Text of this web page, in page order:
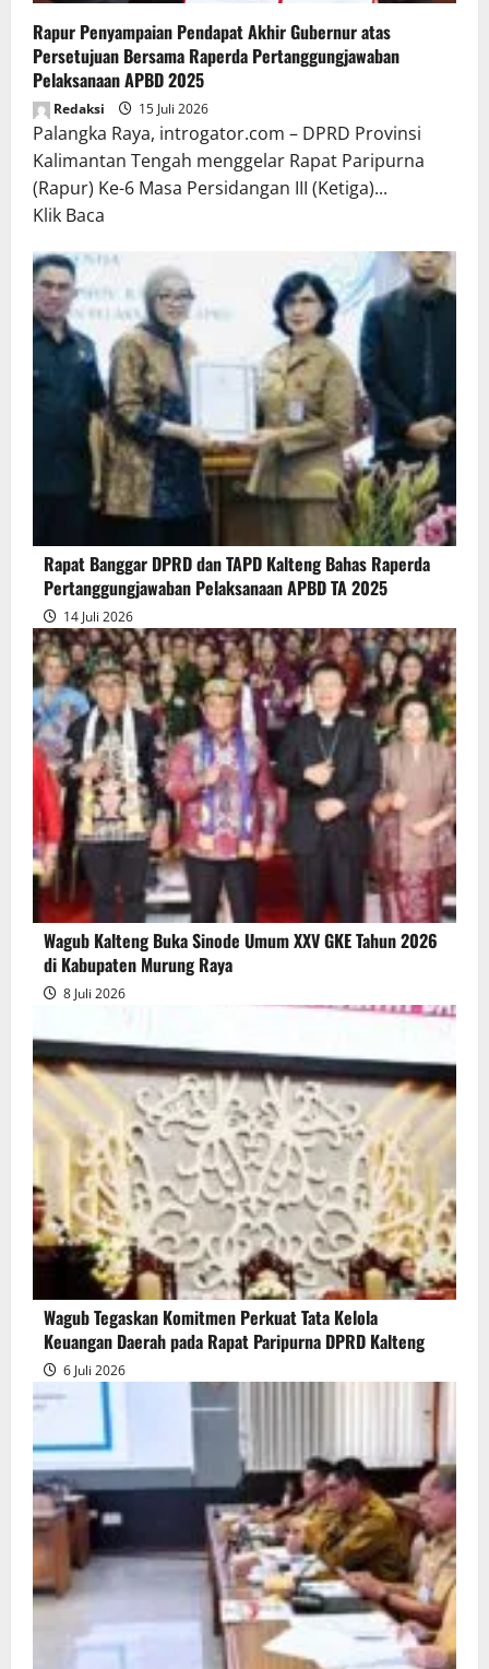
Rapur Penyampaian Pendapat Akhir Gubernur atas
Persetujuan Bersama Raperda Pertanggungjawaban
Pelaksanaan APBD 2025
Redaksi 15 Juli 2026
Palangka Raya, introgator.com – DPRD Provinsi
Kalimantan Tengah menggelar Rapat Paripurna
(Rapur) Ke-6 Masa Persidangan III (Ketiga)...
Klik Baca
about
Rapur
Penyampaian
Pendapat
Akhir
Gubernur
atas
Persetujuan
Bersama
Raperda
Pertanggungjawaban
Pelaksanaan
APBD
2025
Rapat Banggar DPRD dan TAPD Kalteng Bahas Raperda
Pertanggungjawaban Pelaksanaan APBD TA 2025
14 Juli 2026
Wagub Kalteng Buka Sinode Umum XXV GKE Tahun 2026
di Kabupaten Murung Raya
8 Juli 2026
Wagub Tegaskan Komitmen Perkuat Tata Kelola
Keuangan Daerah pada Rapat Paripurna DPRD Kalteng
6 Juli 2026